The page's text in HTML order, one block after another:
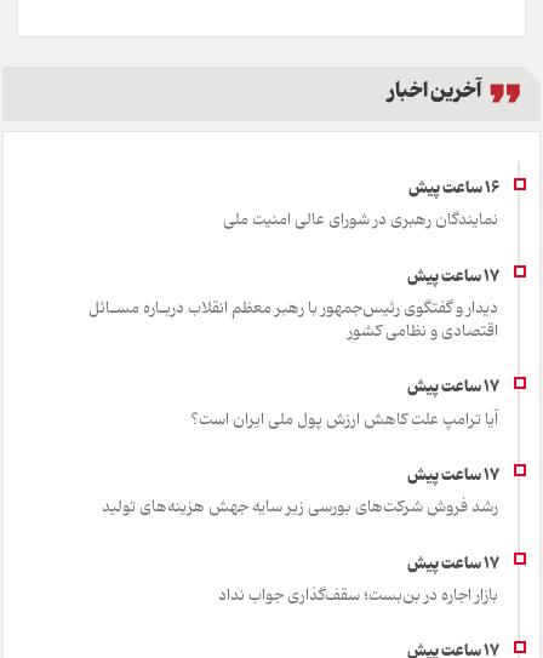
آخرین اخبار
نمایندگان رهبری در شورای عالی امنیت ملی
دیدار و گفتگوی رئیس‌جمهور با رهبر معظم انقلاب دربـاره مسـائل
اقتصادی و نظامی کشور
آیا ترامپ علت کاهش ارزش پول ملی ایران است؟
رشد فروش شرکت‌های بورسی زیر سایه جهش هزینه‌های تولید
بازار اجاره در بن‌بست؛ سقف‌گذاری جواب نداد